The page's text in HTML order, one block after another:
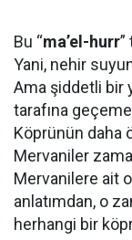
Bu “ma’el-hurr”
Yani, nehir
Ama şiddetli bir
tarafına
Köprünün daha
Mervaniler
Mervanilere ait
anlatımdan, o
herhangi bir